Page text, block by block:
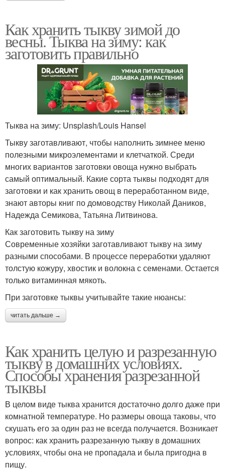
Как хранить тыкву зимой до
весны. Тыква на зиму: как
заготовить правильно
Тыква на зиму: Unsplash/Louis Hansel
Тыкву заготавливают, чтобы наполнить зимнее меню
полезными микроэлементами и клетчаткой. Среди
многих вариантов заготовки овоща нужно выбрать
самый оптимальный. Какие сорта тыквы подходят для
заготовки и как хранить овощ в переработанном виде,
знают авторы книг по домоводству Николай Даников,
Надежда Семикова, Татьяна Литвинова.
Как заготовить тыкву на зиму
Современные хозяйки заготавливают тыкву на зиму
разными способами. В процессе переработки удаляют
толстую кожуру, хвостик и волокна с семенами. Остается
только витаминная мякоть.
При заготовке тыквы учитывайте такие нюансы:
читать дальше →
Как хранить целую и разрезанную
тыкву в домашних условиях.
Способы хранения разрезанной
тыквы
В целом виде тыква хранится достаточно долго даже при
комнатной температуре. Но размеры овоща таковы, что
скушать его за один раз не всегда получается. Возникает
вопрос: как хранить разрезанную тыкву в домашних
условиях, чтобы она не пропадала и была пригодна в
пищу.